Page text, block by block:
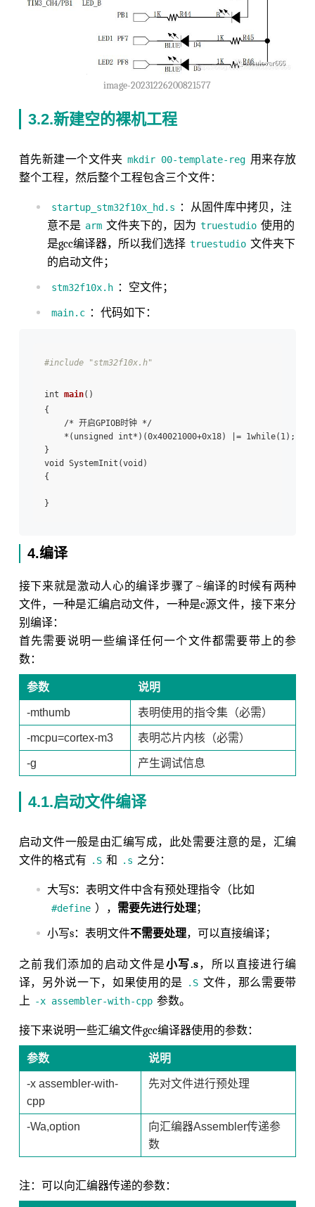
image-20231226200821577
3.2.新建空的裸机工程
首先新建一个文件夹 mkdir 00-template-reg 用来存放
整个工程，然后整个工程包含三个文件：
startup_stm32f10x_hd.s
：从固件库中拷贝，注
意不是 arm 文件夹下的，因为 truestudio 使用的
是gcc编译器，所以我们选择 truestudio 文件夹下
的启动文件；
stm32f10x.h ：空文件；
main.c ：代码如下：
#include "stm32f10x.h"
int main()
{
/* 开启GPIOB时钟 */
*(unsigned int*)(0x40021000+0x18) |= 1while(1);
}
void SystemInit(void)
{
4.编译
接下来就是激动人心的编译步骤了~编译的时候有两种
文件，一种是汇编启动文件，一种是c源文件，接下来分
别编译：
首先需要说明一些编译任何一个文件都需要带上的参
数：
参数 说明
-mthumb 表明使用的指令集（必需）
-mcpu=cortex-m3 表明芯片内核（必需）
-g 产生调试信息
4.1.启动文件编译
启动文件一般是由汇编写成，此处需要注意的是，汇编
文件的格式有
.S 和 .s 之分：
大写S：表明文件中含有预处理指令（比如
#define ）， 需要先进行处理；
小写s：表明文件不需要处理，可以直接编译；
之前我们添加的启动文件是小写.s，所以直接进行编
译，另外说一下，如果使用的是
.S 文件，那么需要带
上 -x assembler-with-cpp 参数。
接下来说明一些汇编文件gcc编译器使用的参数：
参数 说明
-x assembler-with-
cpp
先对文件进行预处理
-Wa,option
向汇编器Assembler传递参
数
注：可以向汇编器传递的参数：